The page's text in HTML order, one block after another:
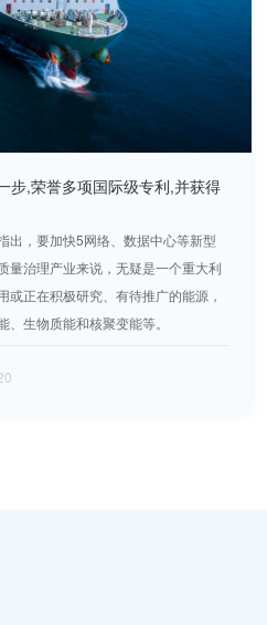
步,荣誉多项国际级专利,并获得
出，要加快5网络、数据中心等新型
量治理产业来说，无疑是一个重大利
正在积极研究、有待推广的能源，
生物质能和核聚变能等。